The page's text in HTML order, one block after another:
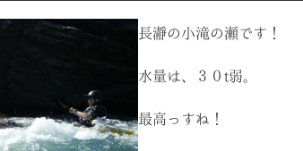
長瀞の小滝の瀬です！
水量は、３０t弱。
最高っすね！